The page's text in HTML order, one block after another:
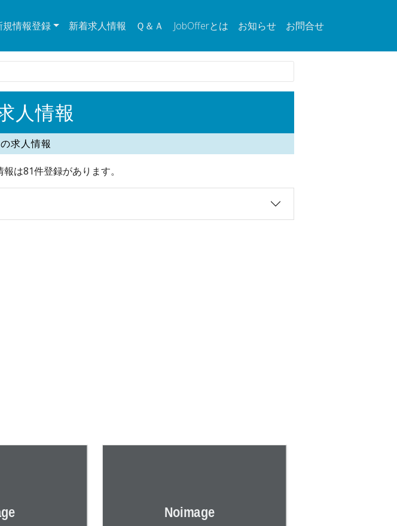
規情報登録 新着求人情報 Ｑ＆Ａ JobOfferとは お知らせ お問合せ
人情報
求人情報
は81件登録があります。